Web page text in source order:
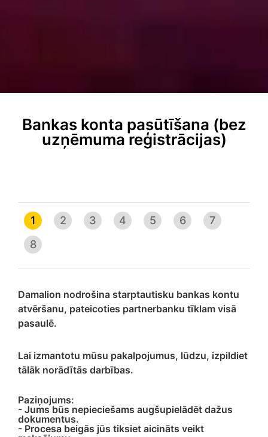
Bankas konta pasūtīšana (bez
uzņēmuma reģistrācijas)
1 2 3 4 5 6
7
8
Damalion nodrošina starptautisku bankas kontu
atvēršanu, pateicoties partnerbanku tīklam visā
pasaulē.
Lai izmantotu mūsu pakalpojumus, lūdzu, izpildiet
tālāk norādītās darbības.
Paziņojums:
- Jums būs nepieciešams augšupielādēt dažus
dokumentus.
- Procesa beigās jūs tiksiet aicināts veikt